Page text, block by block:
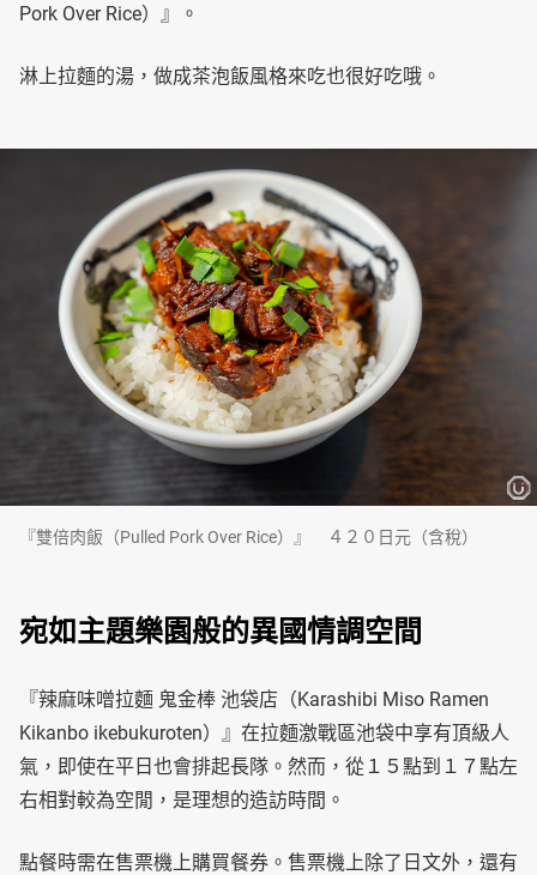
Pork Over Rice）』。
淋上拉麵的湯，做成茶泡飯風格來吃也很好吃哦。
『雙倍肉飯（Pulled Pork Over Rice）』 ４２０日元（含稅）
宛如主題樂園般的異國情調空間
『辣麻味噌拉麵 鬼金棒 池袋店（Karashibi Miso Ramen
Kikanbo ikebukuroten）』在拉麵激戰區池袋中享有頂級人
氣，即使在平日也會排起長隊。然而，從１５點到１７點左
右相對較為空閒，是理想的造訪時間。
點餐時需在售票機上購買餐券。售票機上除了日文外，還有